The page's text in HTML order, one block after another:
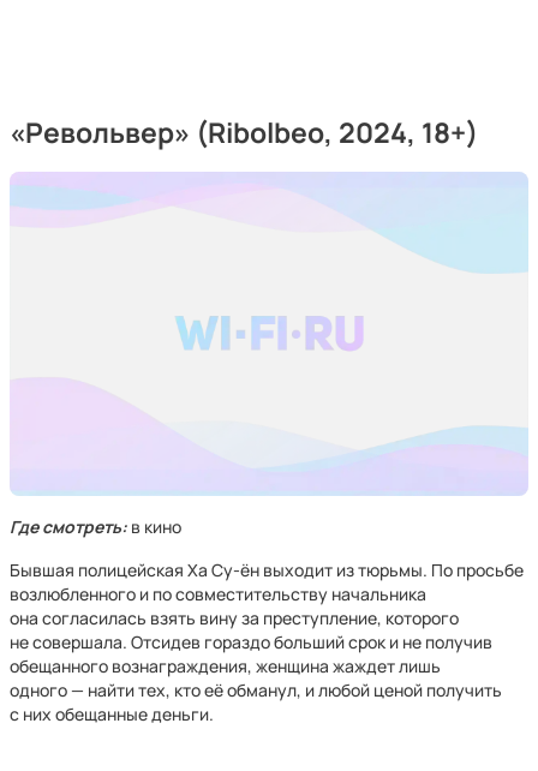
«Револьвер» (Ribolbeo, 2024, 18+)
Где смотреть: в кино
Бывшая полицейская Ха Су-ён выходит из тюрьмы. По просьбе
возлюбленного и по совместительству начальника
она согласилась взять вину за преступление, которого
не совершала. Отсидев гораздо больший срок и не получив
обещанного вознаграждения, женщина жаждет лишь
одного — найти тех, кто её обманул, и любой ценой получить
с них обещанные деньги.